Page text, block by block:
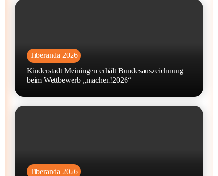
Tiberanda 2026
Kinderstadt Meiningen erhält Bundesauszeichnung
beim Wettbewerb „machen!2026“
Tiberanda 2026